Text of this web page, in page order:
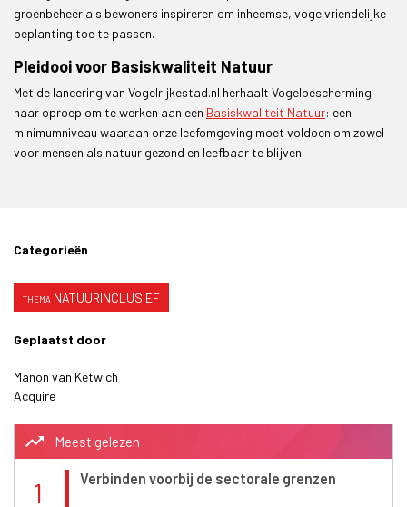
groenbeheer als bewoners inspireren om inheemse, vogelvriendelijke
beplanting toe te passen.
Pleidooi voor Basiskwaliteit Natuur
Met de lancering van Vogelrijkestad.nl herhaalt Vogelbescherming
haar oproep om te werken aan een Basiskwaliteit Natuur: een
minimumniveau waaraan onze leefomgeving moet voldoen om zowel
voor mensen als natuur gezond en leefbaar te blijven.
Categorieën
NATUURINCLUSIEF
Geplaatst door
Manon van Ketwich
Acquire
trending_up Meest gelezen
1 Verbinden voorbij de sectorale grenzen